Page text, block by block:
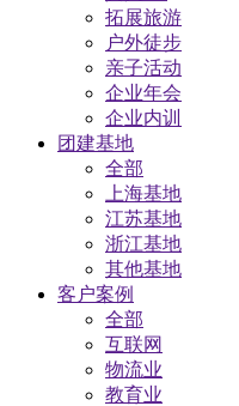
拓展旅游
户外徒步
亲子活动
企业年会
企业内训
团建基地
全部
上海基地
江苏基地
浙江基地
其他基地
客户案例
全部
互联网
物流业
教育业